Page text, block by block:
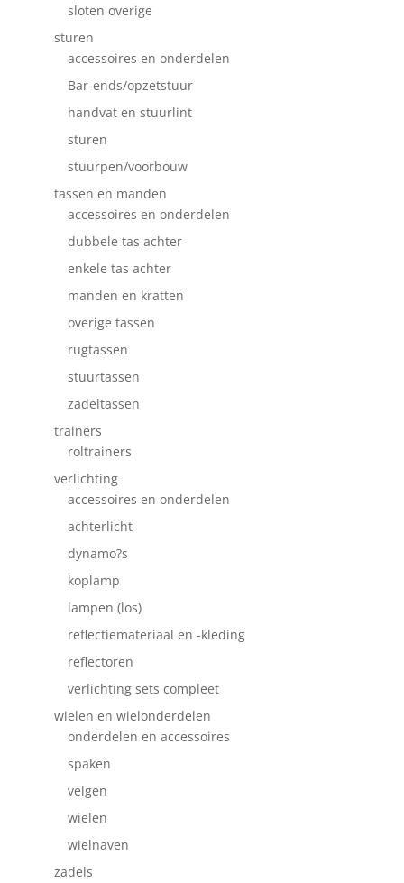
sloten overige
sturen
accessoires en onderdelen
Bar-ends/opzetstuur
handvat en stuurlint
sturen
stuurpen/voorbouw
tassen en manden
accessoires en onderdelen
dubbele tas achter
enkele tas achter
manden en kratten
overige tassen
rugtassen
stuurtassen
zadeltassen
trainers
roltrainers
verlichting
accessoires en onderdelen
achterlicht
dynamo?s
koplamp
lampen (los)
reflectiemateriaal en -kleding
reflectoren
verlichting sets compleet
wielen en wielonderdelen
onderdelen en accessoires
spaken
velgen
wielen
wielnaven
zadels